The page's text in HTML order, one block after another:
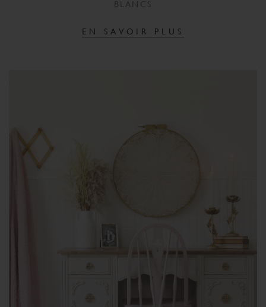
BLANCS
EN SAVOIR PLUS